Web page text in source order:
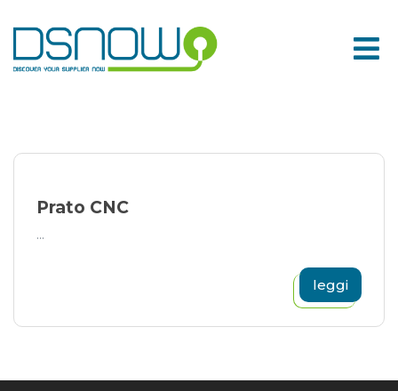
to
content
Prato CNC
...
leggi